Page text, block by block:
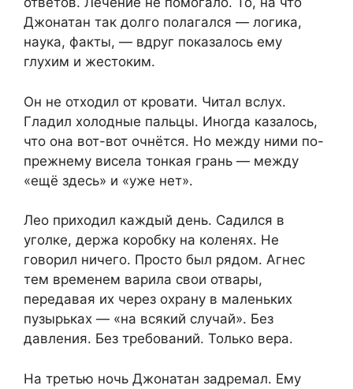
Джонатан так долго полагался — логика,
наука, факты, — вдруг показалось ему
глухим и жестоким.
Он не отходил от кровати. Читал вслух.
Гладил холодные пальцы. Иногда казалось,
что она вот-вот очнётся. Но между ними по-
прежнему висела тонкая грань — между
«ещё здесь» и «уже нет».
Лео приходил каждый день. Садился в
уголке, держа коробку на коленях. Не
говорил ничего. Просто был рядом. Агнес
тем временем варила свои отвары,
передавая их через охрану в маленьких
пузырьках — «на всякий случай». Без
давления. Без требований. Только вера.
На третью ночь Джонатан задремал. Ему